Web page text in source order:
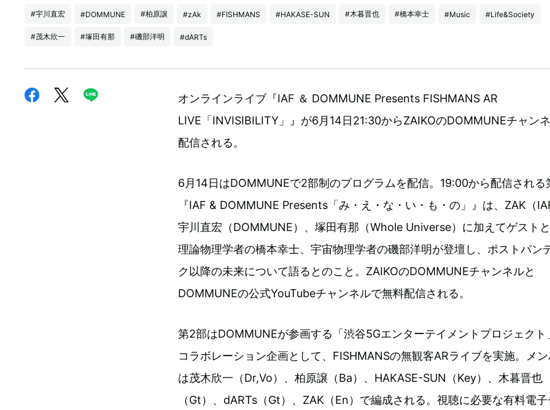
#宇川直宏 #DOMMUNE #柏原譲 #zAk #FISHMANS #HAKASE-SUN #木暮晋也 #橋本幸士 #Music #Life&Society
#茂木欣一 #塚田有那 #磯部洋明 #dARTs
オンラインライブ『IAF ＆ DOMMUNE Presents FISHMANS AR
LIVE「INVISIBILITY」』が6月14日21:30からZAIKOのDOMMUNEチャン
配信される。
6月14日はDOMMUNEで2部制のプログラムを配信。19:00から配信される
『IAF & DOMMUNE Presents「み・え・な・い・も・の」』は、ZAK（
宇川直宏（DOMMUNE）、塚田有那（Whole Universe）に加えてゲスト
理論物理学者の橋本幸士、宇宙物理学者の磯部洋明が登壇し、ポストパン
ク以降の未来について語るとのこと。ZAIKOのDOMMUNEチャンネルと
DOMMUNEの公式YouTubeチャンネルで無料配信される。
第2部はDOMMUNEが参画する「渋谷5Gエンターテイメントプロジェクト
コラボレーション企画として、FISHMANSの無観客ARライブを実施。メ
は茂木欣一（Dr,Vo）、柏原譲（Ba）、HAKASE-SUN（Key）、木暮晋也
（Gt）、dARTs（Gt）、ZAK（En）で編成される。視聴に必要な有料電